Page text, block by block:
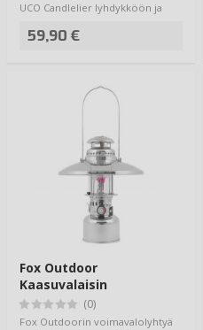
UCO Candlelier lyhdykköön ja
59,90 €
Fox Outdoor
Kaasuvalaisin
(0)
Fox Outdoorin voimavalolyhtyä